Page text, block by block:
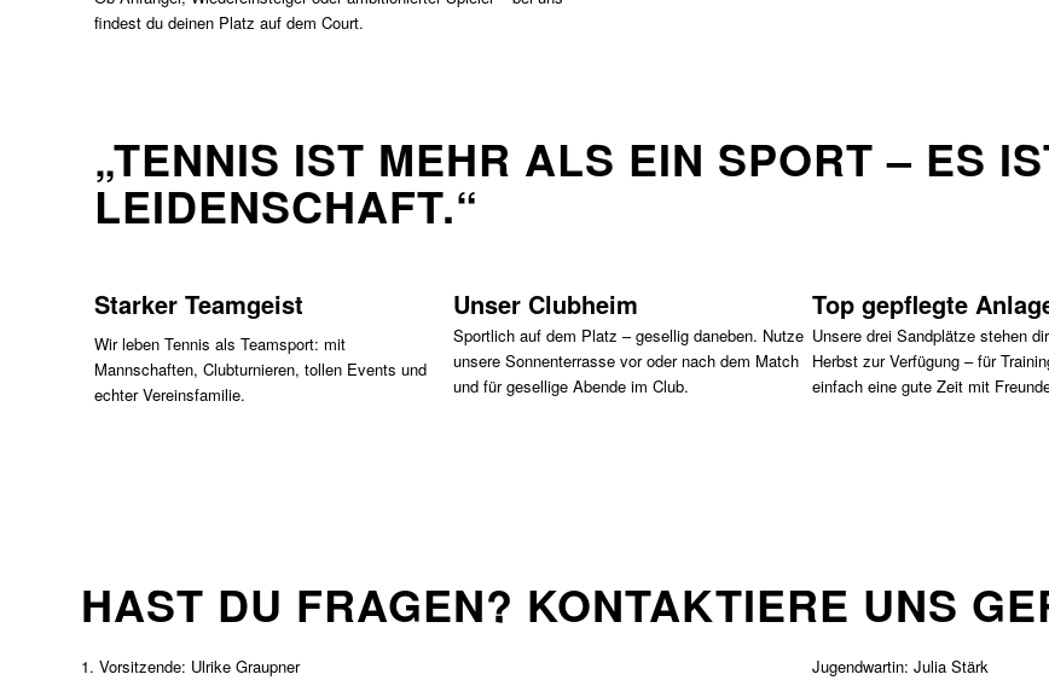
findest du deinen Platz auf dem Court.
„TENNIS IST MEHR ALS EIN SPORT – ES
LEIDENSCHAFT.“
Starker Teamgeist
Wir leben Tennis als Teamsport: mit
Mannschaften, Clubturnieren, tollen Events und
echter Vereinsfamilie.
Unser Clubheim
Sportlich auf dem Platz – gesellig daneben. Nutze
unsere Sonnenterrasse vor oder nach dem Match
und für gesellige Abende im Club.
Top gepflegte
Unsere drei Sandplätze stehen
Herbst zur Verfügung – für
einfach eine gute Zeit mit
HAST DU FRAGEN? KONTAKTIERE UNS
1. Vorsitzende: Ulrike Graupner
Jugendwartin: Julia Stärk